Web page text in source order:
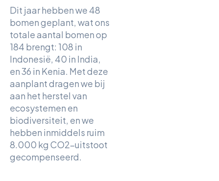
Dit jaar hebben we 48
bomen geplant, wat ons
totale aantal bomen op
184 brengt: 108 in
Indonesië, 40 in India,
en 36 in Kenia. Met deze
aanplant dragen we bij
aan het herstel van
ecosystemen en
biodiversiteit, en we
hebben inmiddels ruim
8.000 kg CO2-uitstoot
gecompenseerd.